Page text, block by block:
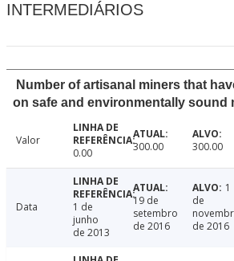
INTERMEDIÁRIOS
Number of artisanal miners that
on safe and environmentally sound
Valor
0.00
300.00 300.00
Data
1 de
junho
de 2013
19 de
setembro
de 2016
1
de
de 2016